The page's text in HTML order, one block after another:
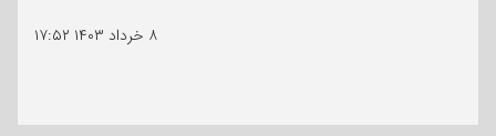
۸ خرداد ۱۴۰۳
۱۷:۵۲